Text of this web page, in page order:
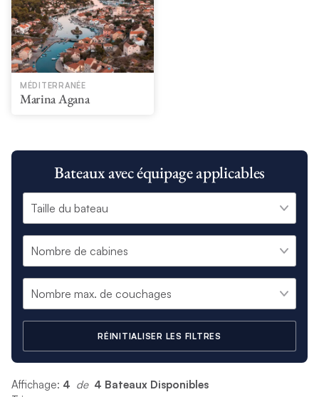
MÉDITERRANÉE
Marina Agana
Bateaux avec équipage applicables
RÉINITIALISER LES FILTRES
Affichage: 4 de 4 Bateaux Disponibles